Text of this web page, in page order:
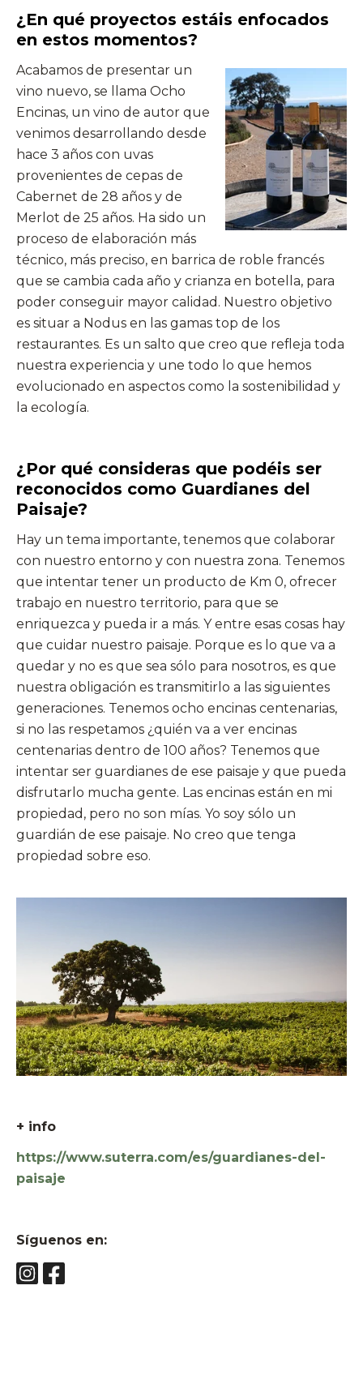
¿En qué proyectos estáis enfocados
en estos momentos?
Acabamos de presentar un
vino nuevo, se llama Ocho
Encinas, un vino de autor que
venimos desarrollando desde
hace 3 años con uvas
provenientes de cepas de
Cabernet de 28 años y de
Merlot de 25 años. Ha sido un
proceso de elaboración más
técnico, más preciso, en barrica de roble francés
que se cambia cada año y crianza en botella, para
poder conseguir mayor calidad. Nuestro objetivo
es situar a Nodus en las gamas top de los
restaurantes. Es un salto que creo que refleja toda
nuestra experiencia y une todo lo que hemos
evolucionado en aspectos como la sostenibilidad y
la ecología.
¿Por qué consideras que podéis ser
reconocidos como Guardianes del
Paisaje?
Hay un tema importante, tenemos que colaborar
con nuestro entorno y con nuestra zona. Tenemos
que intentar tener un producto de Km 0, ofrecer
trabajo en nuestro territorio, para que se
enriquezca y pueda ir a más. Y entre esas cosas hay
que cuidar nuestro paisaje. Porque es lo que va a
quedar y no es que sea sólo para nosotros, es que
nuestra obligación es transmitirlo a las siguientes
generaciones. Tenemos ocho encinas centenarias,
si no las respetamos ¿quién va a ver encinas
centenarias dentro de 100 años? Tenemos que
intentar ser guardianes de ese paisaje y que pueda
disfrutarlo mucha gente. Las encinas están en mi
propiedad, pero no son mías. Yo soy sólo un
guardián de ese paisaje. No creo que tenga
propiedad sobre eso.
+ info
https://www.suterra.com/es/guardianes-del-
paisaje
Síguenos en: